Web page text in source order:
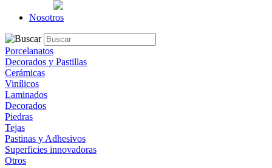
Nosotros
Porcelanatos
Decorados y Pastillas
Cerámicas
Vinílicos
Laminados
Decorados
Piedras
Tejas
Pastinas y Adhesivos
Superficies innovadoras
Otros